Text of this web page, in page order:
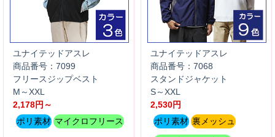
ユナイテッドアスレ
商品番号：7099
フリースジップベスト
M～XXL
2,178円～
ポリ素材 マイクロフリース
ユナイテッドアスレ
商品番号：7068
スタンドジャケット
S～XXL
2,530円
ポリ素材 裏メッシュ